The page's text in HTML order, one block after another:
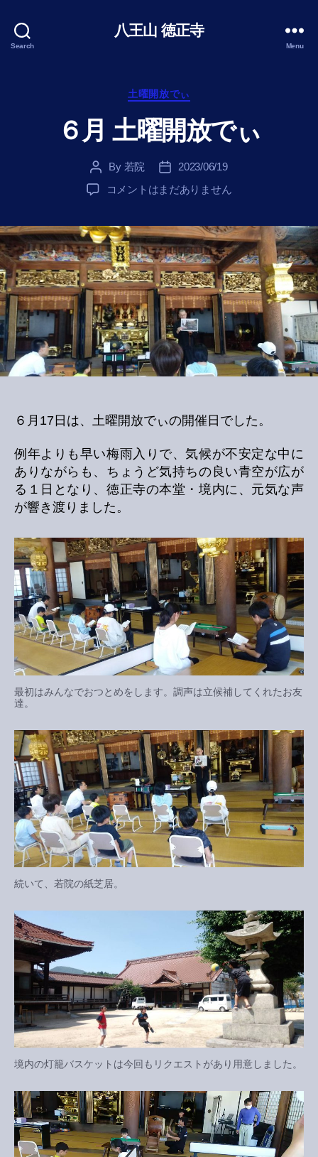
Search
八王山 徳正寺
Menu
Categories
土曜開放でぃ
６月 土曜開放でぃ
Post
author
By 若院
Post
date
2023/06/19
６
曜
開
放
で
ぃ
へ
の
コメントはまだありません
６月17日は、土曜開放でぃの開催日でした。
例年よりも早い梅雨入りで、気候が不安定な中に
ありながらも、ちょうど気持ちの良い青空が広が
る１日となり、徳正寺の本堂・境内に、元気な声
が響き渡りました。
最初はみんなでおつとめをします。調声は立候補してくれたお友
達。
続いて、若院の紙芝居。
境内の灯籠バスケットは今回もリクエストがあり用意しました。